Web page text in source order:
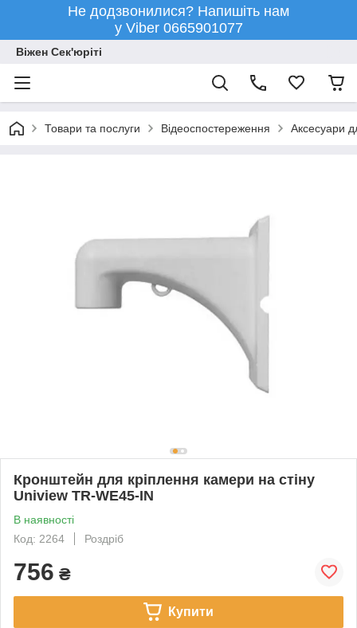
Не додзвонилися? Напишіть нам
у Viber 0665901077
Віжен Сек'юріті
Товари та послуги Відеоспостереження Аксесуари
Кронштейн для кріплення камери на стіну
Uniview TR-WE45-IN
В наявності
Код: 2264
Роздріб
756 ₴
Купити